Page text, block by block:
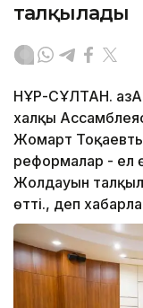
талқылады
НҰР-СҰЛТАН.
халқы
Жомарт
реформалар - ел
Жолдауын
өтті., деп